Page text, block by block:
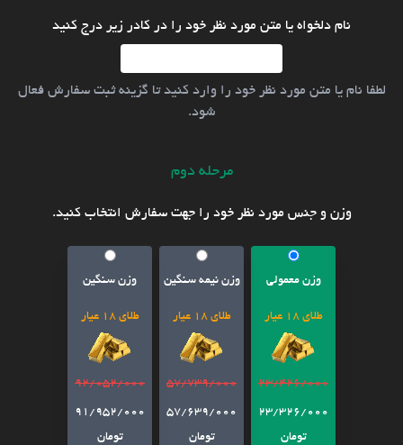
نام دلخواه یا متن مورد نظر خود را در کادر زیر درج کنید
لطفا نام یا متن مورد نظر خود را وارد کنید تا گزینه ثبت سفارش فعال
شود.
مرحله دوم
وزن و جنس مورد نظر خود را جهت سفارش انتخاب کنید.
وزن معمولی
طلای 18 عیار
23/426/000
23/326/000
تومان
وزن نیمه سنگین
طلای 18 عیار
57/739/000
57/639/000
تومان
وزن سنگین
طلای 18 عیار
92/052/000
91/952/000
تومان